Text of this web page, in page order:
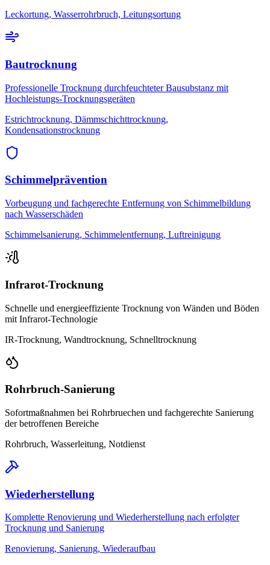
Leckortung, Wasserrohrbruch, Leitungsortung
Bautrocknung
Professionelle Trocknung durchfeuchteter Bausubstanz mit
Hochleistungs-Trocknungsgeräten
Estrichtrocknung, Dämmschichttrocknung,
Kondensationstrocknung
Schimmelprävention
Vorbeugung und fachgerechte Entfernung von Schimmelbildung
nach Wasserschäden
Schimmelsanierung, Schimmelentfernung, Luftreinigung
Infrarot-Trocknung
Schnelle und energieeffiziente Trocknung von Wänden und Böden
mit Infrarot-Technologie
IR-Trocknung, Wandtrocknung, Schnelltrocknung
Rohrbruch-Sanierung
Sofortmaßnahmen bei Rohrbruechen und fachgerechte Sanierung
der betroffenen Bereiche
Rohrbruch, Wasserleitung, Notdienst
Wiederherstellung
Komplette Renovierung und Wiederherstellung nach erfolgter
Trocknung und Sanierung
Renovierung, Sanierung, Wiederaufbau